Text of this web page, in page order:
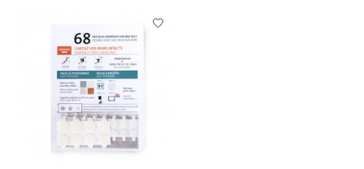
Articles du carrousel de produits